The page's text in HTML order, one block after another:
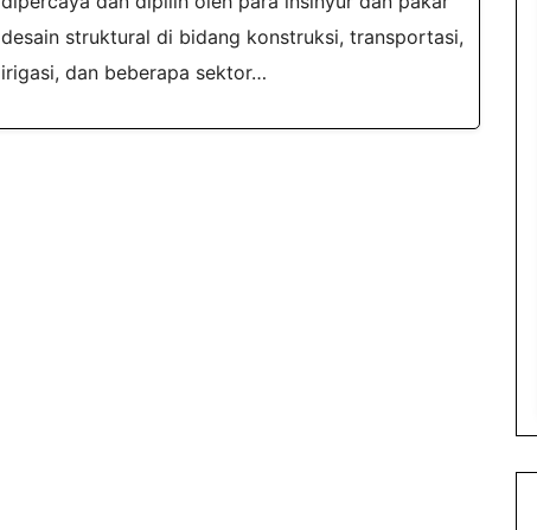
desain struktural di bidang konstruksi, transportasi,
irigasi, dan beberapa sektor…